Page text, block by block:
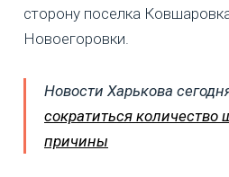
сторону поселка
Новоегоровки.
Новости Харькова
сократиться количество
причины